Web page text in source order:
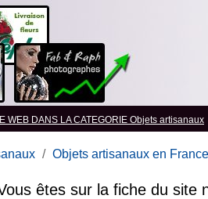
WEB DANS LA CATEGORIE Objets artisanaux
/ Objets artisanaux en France
êtes sur la fiche du site